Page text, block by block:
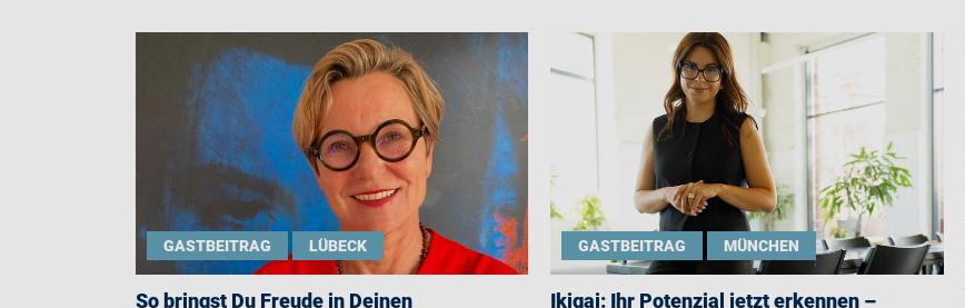
GASTBEITRAG LÜBECK
So bringst Du Freude in Deinen
GASTBEITRAG MÜNCHEN
Ikigai: Ihr Potenzial jetzt erkennen –